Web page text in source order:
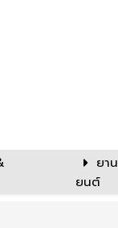
ยาน
ยนต์